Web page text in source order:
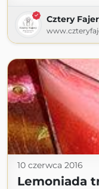
Cztery
10 czerwca 2016
Lemoniada